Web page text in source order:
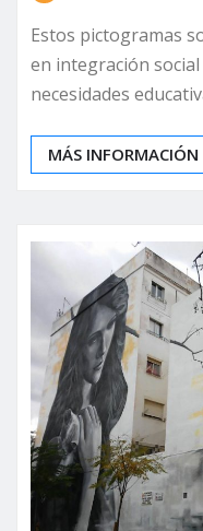
Estos pictogramas
en integración
necesidades
MÁS INFORMACIÓN